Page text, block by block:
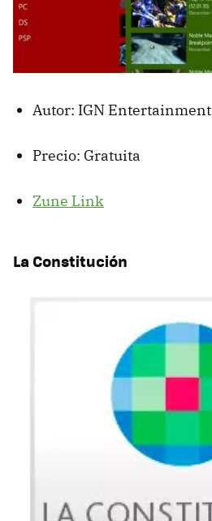
Autor: IGN Entertainment
Precio: Gratuita
Zune Link
La Constitución